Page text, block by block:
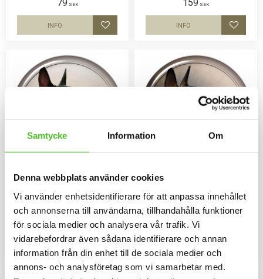
Samtycke Information Om
Denna webbplats använder cookies
Vi använder enhetsidentifierare för att anpassa innehållet
och annonserna till användarna, tillhandahålla funktioner
för sociala medier och analysera vår trafik. Vi
vidarebefordrar även sådana identifierare och annan
information från din enhet till de sociala medier och
annons- och analysföretag som vi samarbetar med.
cm och 15 cm i diameter.
79 SEK
Lägg till i favoriter
INFO
159 SEK
Lägg
INFO
Dekaler med Bullterrier
Rund dekal i 3D-variant av hög
kvalitet med ett motiv av en
cm , 15 cm och 30 cm i diameter.
79SEK
Lägg till i favoriter
Dekaler med Bullterrier
Rund dekal i 3D-variant av hög
kvalitet med ett motiv av en
cm , 15 cm och 30 cm i diameter.
79SEK